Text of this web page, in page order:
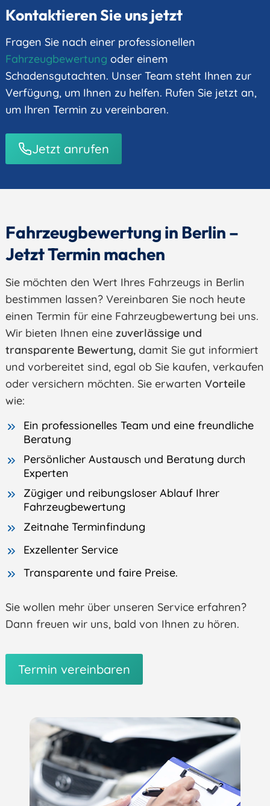
ä
u
g
*
Kontaktieren Sie uns jetzt
Fragen Sie nach einer professionellen
Fahrzeugbewertung oder einem
Schadensgutachten. Unser Team steht Ihnen zur
Verfügung, um Ihnen zu helfen. Rufen Sie jetzt an,
um Ihren Termin zu vereinbaren.
Jetzt anrufen
Fahrzeugbewertung in Berlin –
Jetzt Termin machen
Sie möchten den Wert Ihres Fahrzeugs in Berlin
bestimmen lassen? Vereinbaren Sie noch heute
einen Termin für eine Fahrzeugbewertung bei uns.
Wir bieten Ihnen eine zuverlässige und
transparente Bewertung, damit Sie gut informiert
und vorbereitet sind, egal ob Sie kaufen, verkaufen
oder versichern möchten. Sie erwarten Vorteile
wie:
Ein professionelles Team und eine freundliche
Beratung
Persönlicher Austausch und Beratung durch
Experten
Zügiger und reibungsloser Ablauf Ihrer
Fahrzeugbewertung
Zeitnahe Terminfindung
Exzellenter Service
Transparente und faire Preise.
Sie wollen mehr über unseren Service erfahren?
Dann freuen wir uns, bald von Ihnen zu hören.
Termin vereinbaren